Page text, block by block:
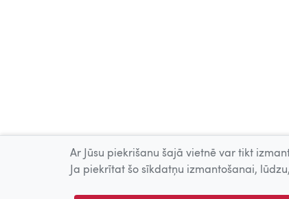
Ar Jūsu piekrišanu šajā vietnē var tikt
Ja piekrītat šo sīkdatņu izmantošanai,